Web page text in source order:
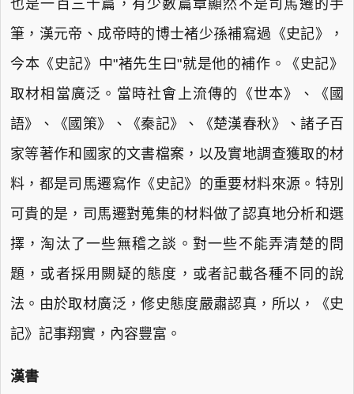
也是一百三十篇，有少數篇章顯然不是司馬遷的手
筆，漢元帝、成帝時的博士褚少孫補寫過《史記》，
今本《史記》中"褚先生曰"就是他的補作。《史記》
取材相當廣泛。當時社會上流傳的《世本》、《國
語》、《國策》、《秦記》、《楚漢春秋》、諸子百
家等著作和國家的文書檔案，以及實地調查獲取的材
料，都是司馬遷寫作《史記》的重要材料來源。特別
可貴的是，司馬遷對蒐集的材料做了認真地分析和選
擇，淘汰了一些無稽之談。對一些不能弄清楚的問
題，或者採用闕疑的態度，或者記載各種不同的說
法。由於取材廣泛，修史態度嚴肅認真，所以，《史
記》記事翔實，內容豐富。
漢書